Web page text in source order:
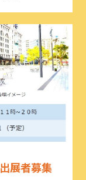
展者募集